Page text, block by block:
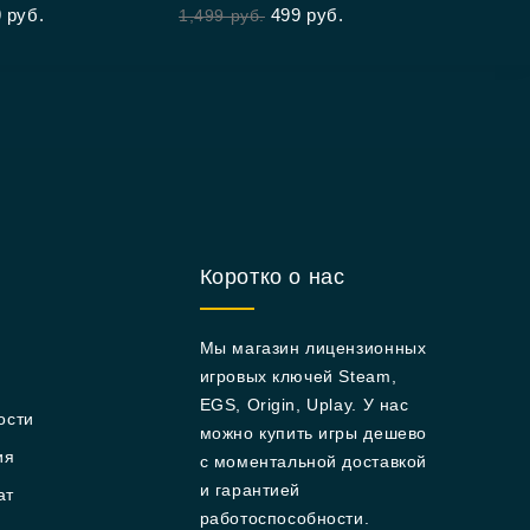
руб.
1,499руб. 499 руб.
Коротко о нас
Мы магазин лицензионных
игровых ключей Steam,
EGS, Origin, Uplay. У нас
можно купить игры дешево
с моментальной доставкой
и гарантией
работоспособности.